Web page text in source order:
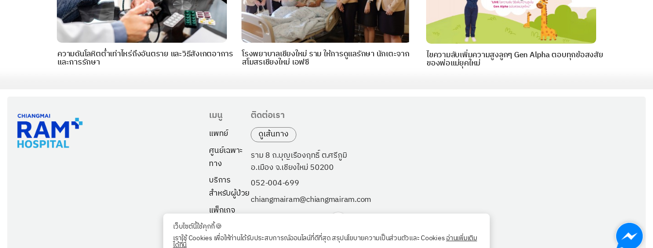
เว็บไซต์นี้ใช้คุกกี้🍪
เราใช้ Cookies เพื่อให้ท่านได้รับประสบการณ์ออนไลน์ที่ดีที่สุด สรุปนโยบายความเป็นส่วนตัวและ Cookiesอ่านเพิ่มเติม
ได้ที่นี่
ความดันโลหิตต่ำเท่าไหร่ถึงอันตราย และวิธีสังเกตอาการ
และการรักษา
โรงพยาบาลเชียงใหม่ ราม ให้การดูแลรักษา นักเตะจาก
สโมสรเชียงใหม่ เอฟซี
ไขความลับเพิ่มความสูงลูกๆ Gen Alpha ตอบทุกข้อสงสัย
ของพ่อแม่ยุคใหม่
เมนู
แพทย์
ศูนย์เฉพาะ
ทาง
บริการ
สำหรับผู้ป่วย
แพ็กเกจ
เกี่ยวกับเรา
ตรวจสุขภาพ
ติดต่อเรา
ดูเส้นทาง
ราม 8 ถ.บุญเรืองฤทธิ์ ต.ศรีภูมิ
อ.เมือง จ.เชียงใหม่ 50200
052-004-699
chiangmairam@chiangmairam.com